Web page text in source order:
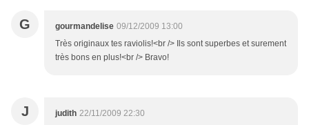
G gourmandelise 09/12/2009 13:00
Très originaux tes raviolis!<br /> Ils sont superbes et surement
très bons en plus!<br /> Bravo!
J judith 22/11/2009 22:30